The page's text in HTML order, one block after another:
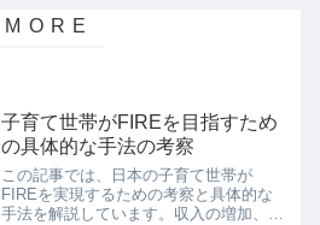
子育て世帯がFIREを目指すため
の具体的な手法の考察
この記事では、日本の子育て世帯が
FIREを実現するための考察と具体的な
手法を解説しています。収入の増加、支